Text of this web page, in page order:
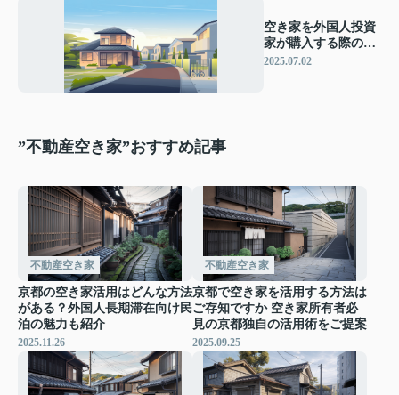
空き家を外国人投資
家が購入する際の流
れは？注意点や手続
2025.07.02
”不動産空き家”おすすめ記事
不動産空き家
京都の空き家活用はどんな方法
がある？外国人長期滞在向け民
泊の魅力も紹介
2025.11.26
不動産空き家
京都で空き家を活用する方法は
ご存知ですか 空き家所有者必
見の京都独自の活用術をご提案
2025.09.25